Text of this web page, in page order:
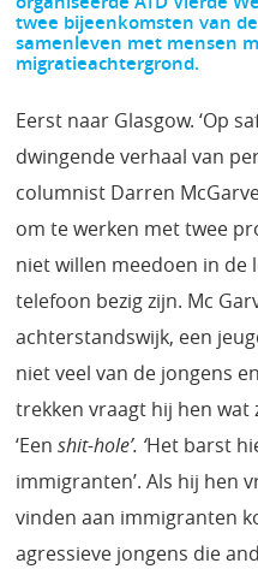
twee bijeenkomsten van
samenleven met mensen
migratieachtergrond.
Eerst naar Glasgow. ‘Op
dwingende verhaal van
columnist Darren
om te werken met twee
niet willen meedoen in
telefoon bezig zijn. Mc
achterstandswijk, een
niet veel van de jongens
trekken vraagt hij hen wat
‘Eenshit-hole’. ‘Het barst
immigranten’. Als hij hen
vinden aan immigranten
agressieve jongens die